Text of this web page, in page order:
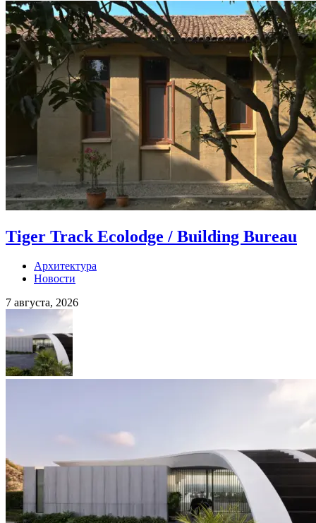
Tiger Track Ecolodge / Building Bureau
Архитектура
Новости
7 августа, 2026